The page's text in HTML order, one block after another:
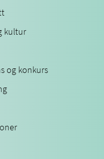
kultur
og konkurs